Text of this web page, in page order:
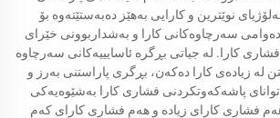
نوێترین و کارایی بەهێز دەبەستێتەوە بۆ
سەرچاوەکانی کارا و بەشداربوونی خێرای
کارا. لە جیاتی بڕگرە ئاسایییەکانی سەرچاوە
لە زیادەی کارا دەکەن، بڕگری پاراستنی بەرز و
پاشەکەوتکردنی فشاری کارا بەشێوەیەکی
فشاری کارای زیادە و هەم فشاری کارای کەم